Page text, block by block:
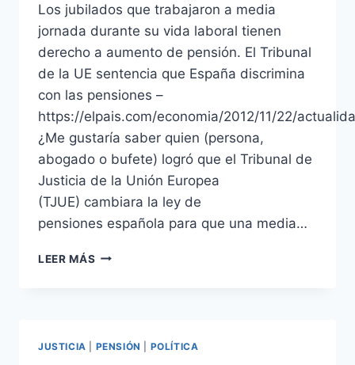
Los jubilados que trabajaron a media
jornada durante su vida laboral tienen
derecho a aumento de pensión. El Tribunal
de la UE sentencia que España discrimina
con las pensiones –
https://elpais.com/economia/2012/11/22/
¿Me gustaría saber quien (persona,
abogado o bufete) logró que el Tribunal de
Justicia de la Unión Europea
(TJUE) cambiara la ley de
pensiones española para que una media…
LEER MÁS JUBILADOS
JUSTICIA PENSIÓN POLÍTICA